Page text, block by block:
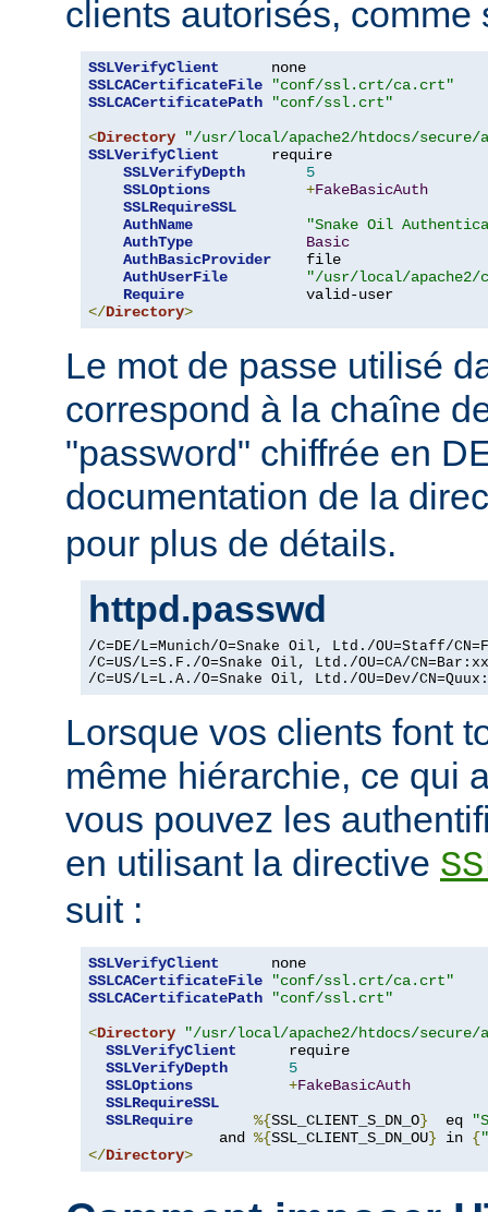
clients autorisés, comme
SSLVerifyClient
SSLCACertificateFile
"conf/ssl.crt/ca.crt"
SSLCACertificatePath
"conf/ssl.crt"
<Directory
"/usr/local/apache2/htdocs/secure/
SSLVerifyClient
      require
SSLVerifyDepth
5
SSLOptions
+FakeBasicAuth
SSLRequireSSL
AuthName
"Snake Oil
AuthType
Basic
AuthBasicProvider
    file
AuthUserFile
"/usr/local/apache2/
Require
</Directory>
Le mot de passe utilisé
correspond à la chaîne
"password" chiffrée en
documentation de la
pour plus de détails.
httpd.passwd
/C=DE/L=Munich/O=Snake Oil, Ltd./OU=Staff/
/C=US/L=S.F./O=Snake Oil, Ltd./OU=CA/
/C=US/L=L.A./O=Snake Oil, Ltd./OU=Dev/
Lorsque vos clients font
même hiérarchie, ce qui
vous pouvez les
en utilisant la directive
suit :
SSLVerifyClient
SSLCACertificateFile
"conf/ssl.crt/ca.crt"
SSLCACertificatePath
"conf/ssl.crt"
<Directory
"/usr/local/apache2/htdocs/secure/
SSLVerifyClient
      require
SSLVerifyDepth
5
SSLOptions
+FakeBasicAuth
SSLRequireSSL
SSLRequire
%{SSL_CLIENT_S_DN_O}
  eq
               and
%{SSL_CLIENT_S_DN_OU} in {
</Directory>